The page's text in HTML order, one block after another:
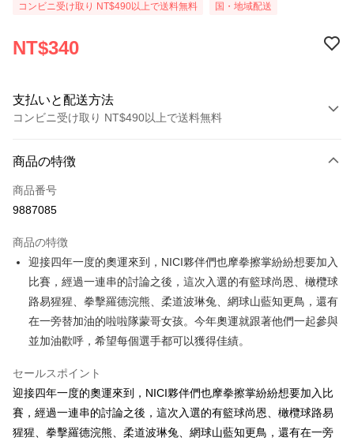
コンビニ受け取り NT$490以上で送料無料 国・地域配送
NT$340
支払いと配送方法
コンビニ受け取り NT$490以上で送料無料
クレジットカード1回払い
コンビニ店頭代金引換
Apple Pay
JKOPAY
Easy Wallet
AFTEE代金後払い
一、 AFTEE代金後払いについて
1.お支払い方法でAFTEE代金後払いを選択すると、携帯電話認証ウィンド
ウが表示されます。
3.注文するときのお支払いは不要です。商品はご指定の住所に配送されま
ATM払い
配送方法
商品の特徴
商品番号
9887085
商品の特徴
迎接四年一度的奧運來到，NICI夥伴們也摩拳擦掌紛紛想要加入
比賽，經過一連串的討論之後，這次入選的有籃球尚恩、橄欖球
路易猩猩、拳擊羅德浣熊、柔道波琳兔、網球山藍知更鳥，還有
在一旁替加油的啦啦隊蒙哥女孩。今年奧運就跟著他們一起參與
並加油歡呼，希望每個選手都可以獲得佳績。
セールスポイント
迎接四年一度的奧運來到，NICI夥伴們也摩拳擦掌紛紛想要加入比
賽，經過一連串的討論之後，這次入選的有籃球尚恩、橄欖球路易
猩猩、拳擊羅德浣熊、柔道波琳兔、網球山藍知更鳥，還有在一旁